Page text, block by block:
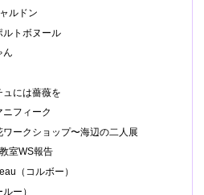
ルドン
ルトボヌール
ん
ュには薔薇を
フィーク
ークショップ〜海辺の二人展
室WS報告
（コルボー）
ー）